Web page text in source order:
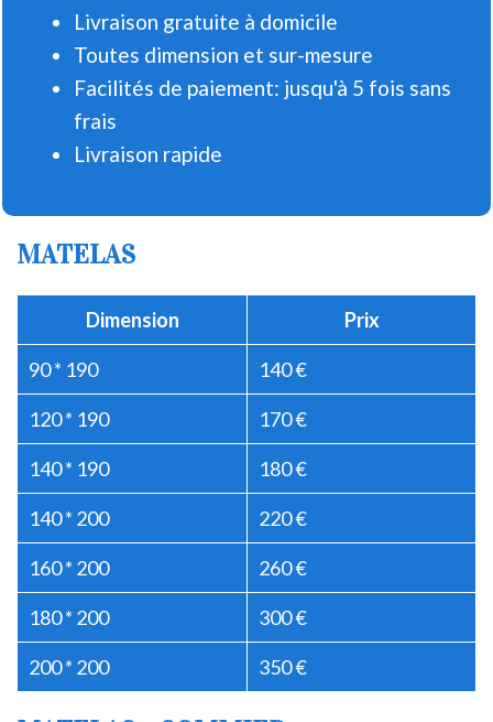
Livraison gratuite à domicile
Toutes dimension et sur-mesure
Facilités de paiement: jusqu'à 5 fois sans
frais
Livraison rapide
MATELAS
Dimension Prix
90 * 190 140 €
120 * 190 170 €
140 * 190 180 €
140 * 200 220 €
160 * 200 260 €
180 * 200 300 €
200 * 200 350 €